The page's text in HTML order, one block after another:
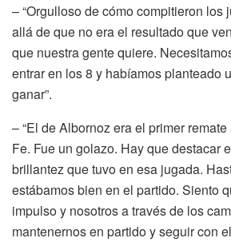
– “Orgulloso de cómo compitieron los
allá de que no era el resultado que
que nuestra gente quiere.
entrar en los 8 y habíamos planteado
ganar”.
– “El de Albornoz era el primer
Fe. Fue un golazo. Hay que destacar
brillantez que tuvo en esa jugada.
estábamos bien en el partido. Siento
impulso y nosotros a través de los
mantenernos en partido y seguir con